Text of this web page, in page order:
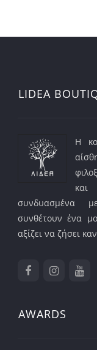
LIDEA
Η
συνδυασμένα
συνθέτουν ένα
αξίζει να ζήσει
AWARDS